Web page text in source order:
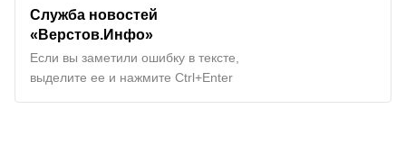
Служба новостей
«Верстов.Инфо»
Если вы заметили ошибку в тексте,
выделите ее и нажмите Ctrl+Enter